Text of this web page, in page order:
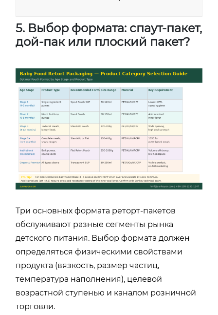
5. Выбор формата: спаут-пакет,
дой-пак или плоский пакет?
Три основных формата реторт-пакетов
обслуживают разные сегменты рынка
детского питания. Выбор формата должен
определяться физическими свойствами
продукта (вязкость, размер частиц,
температура наполнения), целевой
возрастной ступенью и каналом розничной
торговли.